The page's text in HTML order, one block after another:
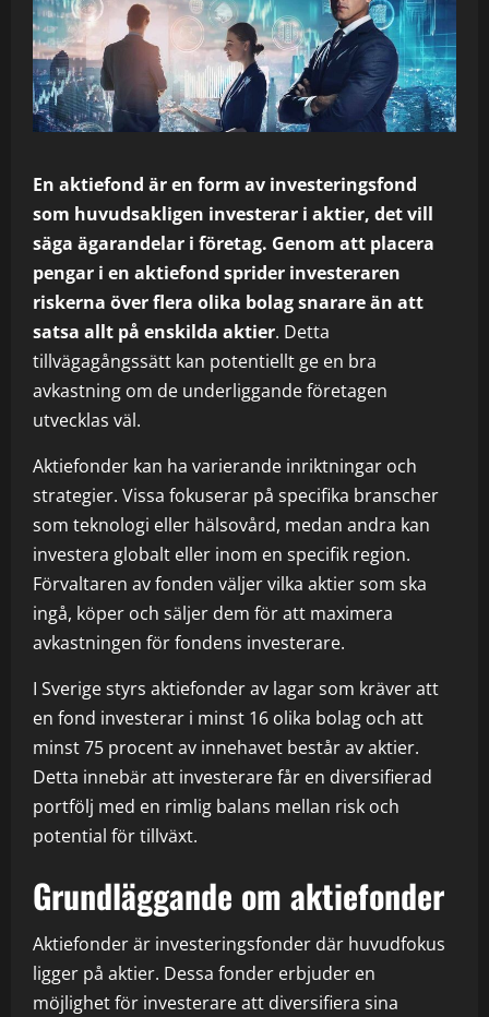
En aktiefond är en form av investeringsfond
som huvudsakligen investerar i aktier, det vill
säga ägarandelar i företag. Genom att placera
pengar i en aktiefond sprider investeraren
riskerna över flera olika bolag snarare än att
satsa allt på enskilda aktier. Detta
tillvägagångssätt kan potentiellt ge en bra
avkastning om de underliggande företagen
utvecklas väl.
Aktiefonder kan ha varierande inriktningar och
strategier. Vissa fokuserar på specifika branscher
som teknologi eller hälsovård, medan andra kan
investera globalt eller inom en specifik region.
Förvaltaren av fonden väljer vilka aktier som ska
ingå, köper och säljer dem för att maximera
avkastningen för fondens investerare.
I Sverige styrs aktiefonder av lagar som kräver att
en fond investerar i minst 16 olika bolag och att
minst 75 procent av innehavet består av aktier.
Detta innebär att investerare får en diversifierad
portfölj med en rimlig balans mellan risk och
potential för tillväxt.
Grundläggande om aktiefonder
Aktiefonder är investeringsfonder där huvudfokus
ligger på aktier. Dessa fonder erbjuder en
möjlighet för investerare att diversifiera sina